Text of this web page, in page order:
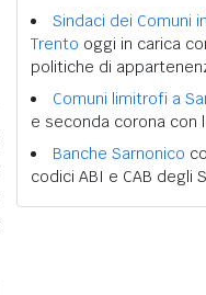
Sindaci dei Comuni
Trento oggi in carica
politiche di
Comuni limitrofi a
e seconda corona con
Banche Sarnonico
codici ABI e CAB degli